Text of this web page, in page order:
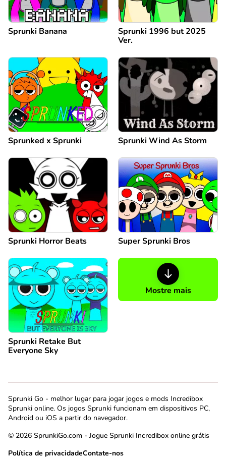
Sprunki Banana
Sprunki 1996 but 2025
Ver.
Sprunked x Sprunki Sprunki Wind As Storm
Sprunki Horror Beats Super Sprunki Bros
Sprunki Retake But
Everyone Sky
Mostre mais
Sprunki Go - melhor lugar para jogar jogos e mods Incredibox
Sprunki online. Os jogos Sprunki funcionam em dispositivos PC,
Android ou iOS a partir do navegador.
© 2026 SprunkiGo.com - Jogue Sprunki Incredibox online grátis
Política de privacidadeContate-nos